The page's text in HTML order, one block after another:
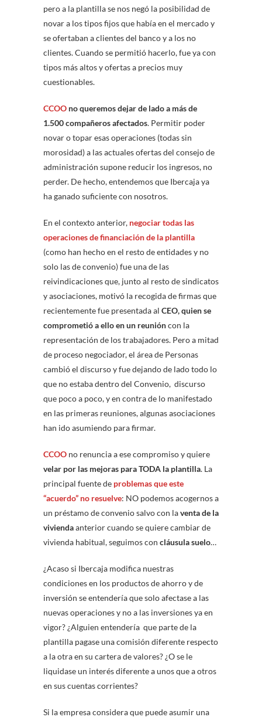
pero a la plantilla se nos negó la posibilidad de
novar a los tipos fijos que había en el mercado y
se ofertaban a clientes del banco y a los no
clientes. Cuando se permitió hacerlo, fue ya con
tipos más altos y ofertas a precios muy
cuestionables.
CCOO no queremos dejar de lado a más de
1.500 compañeros afectados. Permitir poder
novar o topar esas operaciones (todas sin
morosidad) a las actuales ofertas del consejo de
administración supone reducir los ingresos, no
perder. De hecho, entendemos que Ibercaja ya
ha ganado suficiente con nosotros.
En el contexto anterior, negociar todas las
operaciones de financiación de la plantilla
(como han hecho en el resto de entidades y no
solo las de convenio) fue una de las
reivindicaciones que, junto al resto de sindicatos
y asociaciones, motivó la recogida de firmas que
recientemente fue presentada al CEO, quien se
comprometió a ello en un reunióncon la
representación de los trabajadores. Pero a mitad
de proceso negociador, el área de Personas
cambió el discurso y fue dejando de lado todo lo
que no estaba dentro del Convenio, discurso
que poco a poco, y en contra de lo manifestado
en las primeras reuniones, algunas asociaciones
han ido asumiendo para firmar.
CCOO no renuncia a ese compromiso y quiere
velar por las mejoras para TODA la plantilla. La
principal fuente de problemas que este
“acuerdo” no resuelve: NO podemos acogernos a
un préstamo de convenio salvo con laventa de la
viviendaanterior cuando se quiere cambiar de
vivienda habitual, seguimos con cláusula suelo…
¿Acaso si Ibercaja modifica nuestras
condiciones en los productos de ahorro y de
inversión se entendería que solo afectase a las
nuevas operaciones y no a las inversiones ya en
vigor? ¿Alguien entendería que parte de la
plantilla pagase una comisión diferente respecto
a la otra en su cartera de valores? ¿O se le
liquidase un interés diferente a unos que a otros
en sus cuentas corrientes?
Si la empresa considera que puede asumir una